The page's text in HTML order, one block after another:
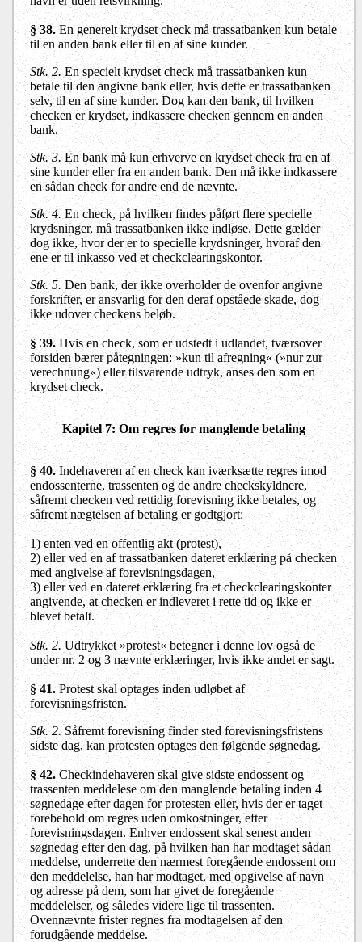
§ 38.En generelt krydset check må trassatbanken kun betale
til en anden bank eller til en af sine kunder.
Stk. 2.En specielt krydset check må trassatbanken kun
betale til den angivne bank eller, hvis dette er trassatbanken
selv, til en af sine kunder. Dog kan den bank, til hvilken
checken er krydset, indkassere checken gennem en anden
bank.
Stk. 3.En bank må kun erhverve en krydset check fra en af
sine kunder eller fra en anden bank. Den må ikke indkassere
en sådan check for andre end de nævnte.
Stk. 4. En check, på hvilken findes påført flere specielle
krydsninger, må trassatbanken ikke indløse. Dette gælder
dog ikke, hvor der er to specielle krydsninger, hvoraf den
ene er til inkasso ved et checkclearingskontor.
Stk. 5. Den bank, der ikke overholder de ovenfor angivne
forskrifter, er ansvarlig for den deraf opståede skade, dog
ikke udover checkens beløb.
§ 39. Hvis en check, som er udstedt i udlandet, tværsover
forsiden bærer påtegningen: »kun til afregning« (»nur zur
verechnung«) eller tilsvarende udtryk, anses den som en
krydset check.
Kapitel 7: Om regres for manglende betaling
§ 40.Indehaveren af en check kan iværksætte regres imod
endossenterne, trassenten og de andre checkskyldnere,
såfremt checken ved rettidig forevisning ikke betales, og
såfremt nægtelsen af betaling er godtgjort:
1) enten ved en offentlig akt (protest),
2) eller ved en af trassatbanken dateret erklæring på checken
med angivelse af forevisningsdagen,
3) eller ved en dateret erklæring fra et checkclearingskonter
angivende, at checken er indleveret i rette tid og ikke er
blevet betalt.
Stk. 2. Udtrykket »protest« betegner i denne lov også de
under nr. 2 og 3 nævnte erklæringer, hvis ikke andet er sagt.
§ 41.Protest skal optages inden udløbet af
forevisningsfristen.
Stk. 2.Såfremt forevisning finder sted forevisningsfristens
sidste dag, kan protesten optages den følgende søgnedag.
§ 42. Checkindehaveren skal give sidste endossent og
trassenten meddelese om den manglende betaling inden 4
søgnedage efter dagen for protesten eller, hvis der er taget
forebehold om regres uden omkostninger, efter
forevisningsdagen. Enhver endossent skal senest anden
søgnedag efter den dag, på hvilken han har modtaget sådan
meddelse, underrette den nærmest foregående endossent om
den meddelelse, han har modtaget, med opgivelse af navn
og adresse på dem, som har givet de foregående
meddelelser, og således videre lige til trassenten.
Ovennævnte frister regnes fra modtagelsen af den
forudgående meddelse.